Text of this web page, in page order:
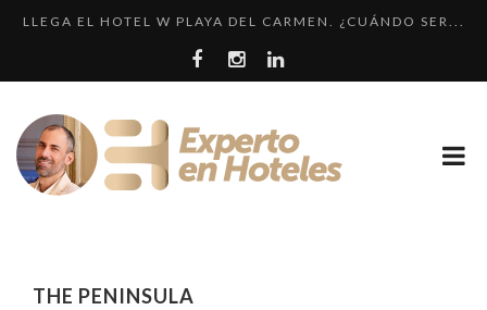
LLEGA EL HOTEL W PLAYA DEL CARMEN. ¿CUÁNDO SER...
CRÍTICA • RENAISSANCE SÃO PAULO: DOS HOTELES E...
EL HOTEL 7 ESTRELLAS, UN ENGAÑO QUE SE REPITE....
LOS 10 HOTELES MÁS CAROS DE PARÍS. LUJO FRANCÉ...
THE PENINSULA